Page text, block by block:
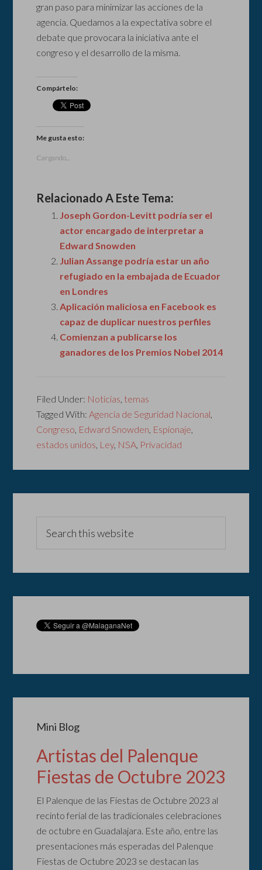
gran paso para minimizar las acciones de la
agencia. Quedamos a la expectativa sobre el
debate que provocara la iniciativa ante el
congreso y el desarrollo de la misma.
Compártelo:
Me gusta esto:
Cargando...
Relacionado A Este Tema:
Joseph Gordon-Levitt podría ser el
actor encargado de interpretar a
Edward Snowden
Julian Assange podría estar un año
refugiado en la embajada de Ecuador
en Londres
Aplicación maliciosa en Facebook es
capaz de duplicar nuestros perfiles
Comienzan a publicarse los
ganadores de los Premios Nobel 2014
Filed Under: Noticias, temas
Tagged With:Agencia de Seguridad Nacional,
Congreso, Edward Snowden, Espionaje,
estados unidos, Ley, NSA, Privacidad
Mini Blog
Artistas del Palenque
Fiestas de Octubre 2023
El Palenque de las Fiestas de Octubre 2023 al
recinto ferial de las tradicionales celebraciones
de octubre en Guadalajara. Este año, entre las
presentaciones más esperadas del Palenque
Fiestas de Octubre 2023 se destacan las